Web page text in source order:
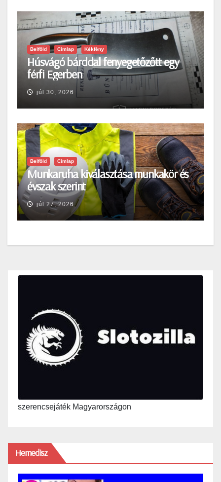
Belföld Címlap Kékfény
Húsvágó bárddal fenyegetőzőtt egy
férfi Egerben
júl 30, 2026
Belföld Címlap
Munkaruha kiválasztása munkakör és
évszak szerint
júl 27, 2026
szerencsejáték Magyarországon
Hemedisz